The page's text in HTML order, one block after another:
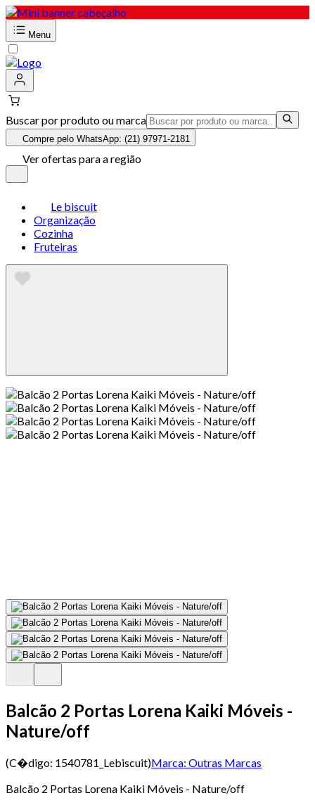
Menu
Buscar por produto ou marca
Compre pelo WhatsApp: (21) 97971-2181
Ver ofertas para a região
Le biscuit
Organização
Cozinha
Fruteiras
Balcão 2 Portas Lorena Kaiki Móveis -
Nature/off
(C�digo: 1540781_Lebiscuit)Marca: Outras Marcas
Balcão 2 Portas Lorena Kaiki Móveis - Nature/off